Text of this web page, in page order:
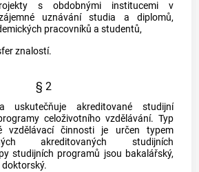
s obdobnými institucemi v
uznávání studia a diplomů,
pracovníků a studentů,
znalostí.
§ 2
uskutečňuje akreditované studijní
celoživotního vzdělávání. Typ
vzdělávací činnosti je určen typem
akreditovaných studijních
studijních programů jsou bakalářský,